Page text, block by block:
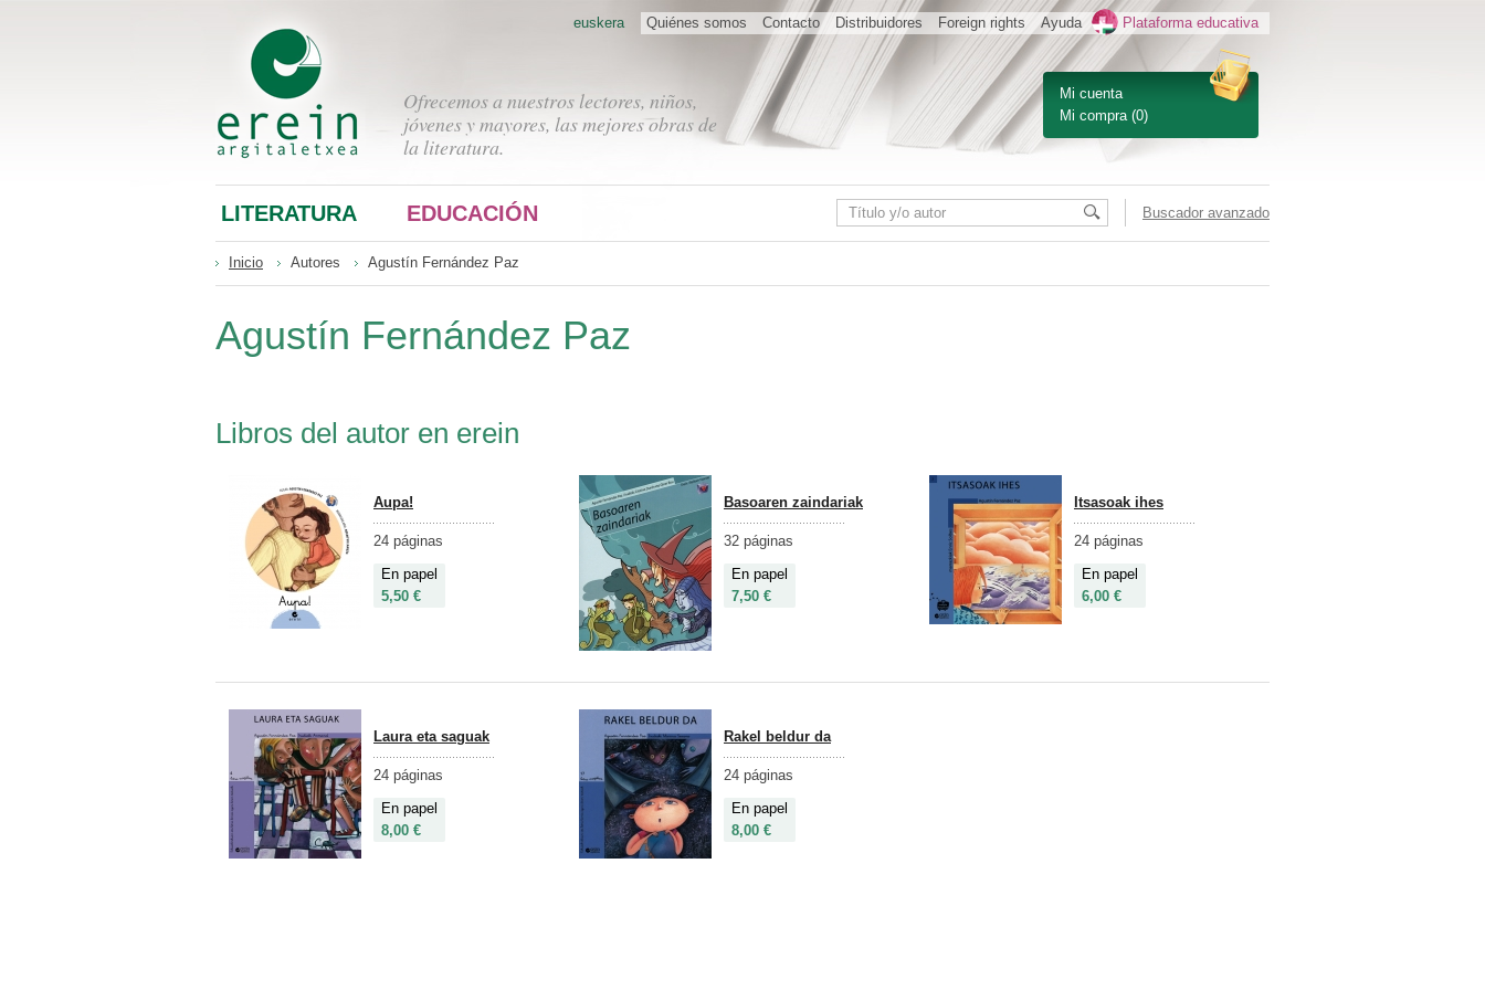
Mi cuenta
Mi compra (0)
Ofrecemos a nuestros lectores, niños,
jóvenes y mayores, las mejores obras de
la literatura.
Quiénes somos Contacto Distribuidores Foreign rights Ayuda Plataforma educativa
euskera
LITERATURA EDUCACIÓN Buscador avanzado
Inicio Autores Agustín Fernández Paz
Agustín Fernández Paz
Libros del autor en erein
Aupa!
24 páginas
En papel
5,50 €
Basoaren zaindariak
32 páginas
En papel
7,50 €
Itsasoak ihes
24 páginas
En papel
6,00 €
Laura eta saguak
24 páginas
En papel
8,00 €
Rakel beldur da
24 páginas
En papel
8,00 €